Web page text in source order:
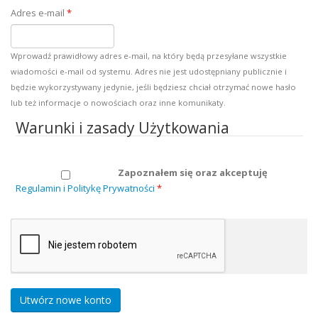
Adres e-mail *
Wprowadź prawidłowy adres e-mail, na który będą przesyłane wszystkie
wiadomości e-mail od systemu. Adres nie jest udostępniany publicznie i
będzie wykorzystywany jedynie, jeśli będziesz chciał otrzymać nowe hasło
lub też informacje o nowościach oraz inne komunikaty.
Warunki i zasady Użytkowania
Zapoznałem się oraz akceptuję
Regulamin i Politykę Prywatności *